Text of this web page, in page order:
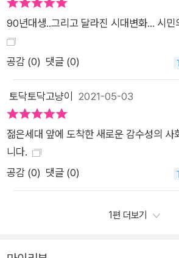
한탄하고 냉소하고 절망하는 법이 없다.”(
수) 저자가 끝내 간직하는 희망의 근거는
투하는 동료 시민들의 선한 의지다. ‘나이브
면서도 시민이 타자에 대한 연민과 연대의
그런 시민들의 선한 행동이 모일 때에야
좋아질 수 있다고 저자는 목소리를 높인다.
냉소하지 않고, 마침내 변화를 만들 사람들
의 동료 시민들에게 보내는 헌사다. “시민의 선한 의지 없이 우리
사회가 지속될 수는 없다고 믿기에, 사회의
서는 시민이 선한 의지를 발휘할 수 있다는
의 자리에서 더 나은 사회를 위해 분투하고
90년대생..그리고 달라진 시대변화... 시민
공감 (0) 댓글 (0)
토닥토닥고냥이 2021-05-03
젊은세대 앞에 도착한 새로운 감수성의 사
니다.
공감 (0) 댓글 (0)
1편 더보기